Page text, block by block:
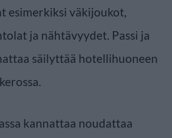
esimerkiksi väkijoukot,
ja nähtävyydet. Passi ja
säilyttää hotellihuoneen
kannattaa noudattaa